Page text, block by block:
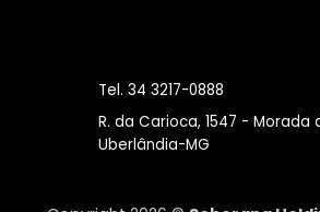
Tel. 34 3217-0888
R. da Carioca, 1547 - Morada
Uberlândia-MG